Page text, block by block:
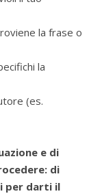
la frase o
la
(es.
e di
di
per darti il